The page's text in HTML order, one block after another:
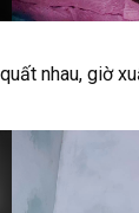
nhau, giờ